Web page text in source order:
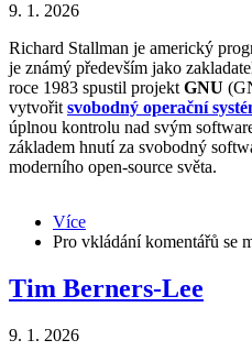
9. 1. 2026
Richard Stallman je americký
je známý především jako
roce 1983 spustil projektGNU
vytvořitsvobodný operační
úplnou kontrolu nad svým
základem hnutí za svobodný
moderního open-source světa.
Více
Richard
Pro vkládání komentářů se
Tim Berners-Lee
9. 1. 2026